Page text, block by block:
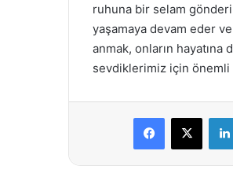
ruhuna bir selam
yaşamaya devam eder
anmak, onların
sevdiklerimiz için önemli
Facebook
X